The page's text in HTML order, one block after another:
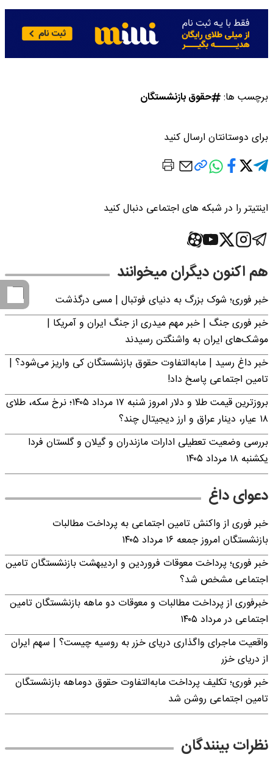
برچسب ها: حقوق بازنشستگان
برای دوستانتان ارسال کنید
اینتیتر را در شبکه های اجتماعی دنبال کنید
هم اکنون دیگران میخوانند
خبر فوری؛‌ شوک بزرگ به دنیای فوتبال | مسی درگذشت
خبر فوری جنگ | خبر مهم میدری از جنگ ایران و آمریکا |
موشک‌های ایران به واشنگتن رسیدند
خبر داغ رسید | مابه‌التفاوت حقوق بازنشستگان کی واریز می‌شود؟ |
تامین اجتماعی پاسخ داد!
بروزترین قیمت طلا و دلار امروز شنبه ۱۷ مرداد ۱۴۰۵؛ نرخ سکه، طلای
۱۸ عیار، دینار عراق و ارز دیجیتال چند؟
بررسی وضعیت تعطیلی ادارات مازندران و گیلان و گلستان فردا
یکشنبه ۱۸ مرداد ۱۴۰۵
دعوای داغ
خبر فوری از واکنش تامین اجتماعی به پرداخت مطالبات
بازنشستگان امروز جمعه ۱۶ مرداد ۱۴۰۵
خبر فوری؛ پرداخت معوقات فروردین و اردیبهشت بازنشستگان تامین
اجتماعی مشخص شد؟
خبرفوری از پرداخت مطالبات و معوقات دو ماهه بازنشستگان تامین
اجتماعی در مرداد ۱۴۰۵
واقعیت ماجرای واگذاری دریای خزر به روسیه چیست؟ | سهم ایران
از دریای خزر
خبر فوری؛ تکلیف پرداخت مابه‌التفاوت حقوق دوماهه بازنشستگان
تامین اجتماعی روشن شد
نظرات بینندگان